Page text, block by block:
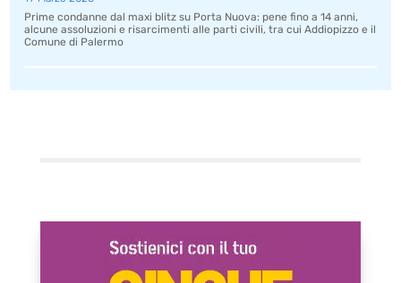
Prime condanne dal maxi blitz su Porta Nuova: pene fino a 14 anni,
alcune assoluzioni e risarcimenti alle parti civili, tra cui Addiopizzo e il
Comune di Palermo